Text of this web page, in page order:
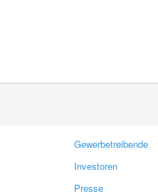
Gewerbetreibende
Investoren
Presse